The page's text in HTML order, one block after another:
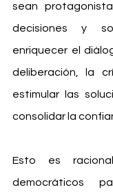
sean
decisiones y
enriquecer el
deliberación, la
estimular las
consolidar la
Esto es
democráticos